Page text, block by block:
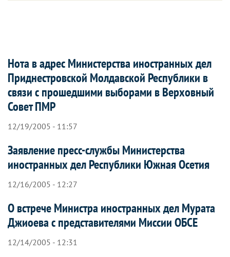
Нота в адрес Министерства иностранных дел
Приднестровской Молдавской Республики в
связи с прошедшими выборами в Верховный
Совет ПМР
12/19/2005 - 11:57
Заявление пресс-службы Министерства
иностранных дел Республики Южная Осетия
12/16/2005 - 12:27
О встрече Министра иностранных дел Мурата
Джиоева с представителями Миссии ОБСЕ
12/14/2005 - 12:31